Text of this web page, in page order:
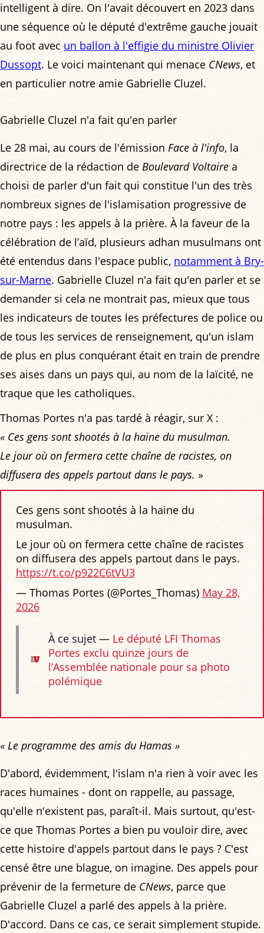
intelligent à dire. On l'avait découvert en 2023 dans
une séquence où le député d'extrême gauche jouait
au foot avec un ballon à l'effigie du ministre Olivier
Dussopt. Le voici maintenant qui menace CNews, et
en particulier notre amie Gabrielle Cluzel.
Gabrielle Cluzel n'a fait qu'en parler
Le 28 mai, au cours de l'émission Face à l'info, la
directrice de la rédaction de Boulevard Voltaire a
choisi de parler d'un fait qui constitue l'un des très
nombreux signes de l'islamisation progressive de
notre pays : les appels à la prière. À la faveur de la
célébration de l’aïd, plusieurs adhan musulmans ont
été entendus dans l'espace public, notamment à Bry-
sur-Marne. Gabrielle Cluzel n'a fait qu'en parler et se
demander si cela ne montrait pas, mieux que tous
les indicateurs de toutes les préfectures de police ou
de tous les services de renseignement, qu'un islam
de plus en plus conquérant était en train de prendre
ses aises dans un pays qui, au nom de la laïcité, ne
traque que les catholiques.
Thomas Portes n'a pas tardé à réagir, sur X :
« Ces gens sont shootés à la haine du musulman.
Le jour où on fermera cette chaîne de racistes, on
diffusera des appels partout dans le pays. »
Ces gens sont shootés à la haine du
musulman.
Le jour où on fermera cette chaîne de racistes
on diffusera des appels partout dans le pays.
https://t.co/p922C6tVU3
— Thomas Portes (@Portes_Thomas) May 28,
2026
À ce sujet — Le député LFI Thomas
Portes exclu quinze jours de
l’Assemblée nationale pour sa photo
polémique
« Le programme des amis du Hamas »
D'abord, évidemment, l'islam n'a rien à voir avec les
races humaines - dont on rappelle, au passage,
qu'elle n'existent pas, paraît-il. Mais surtout, qu'est-
ce que Thomas Portes a bien pu vouloir dire, avec
cette histoire d'appels partout dans le pays ? C'est
censé être une blague, on imagine. Des appels pour
prévenir de la fermeture de CNews, parce que
Gabrielle Cluzel a parlé des appels à la prière.
D'accord. Dans ce cas, ce serait simplement stupide.